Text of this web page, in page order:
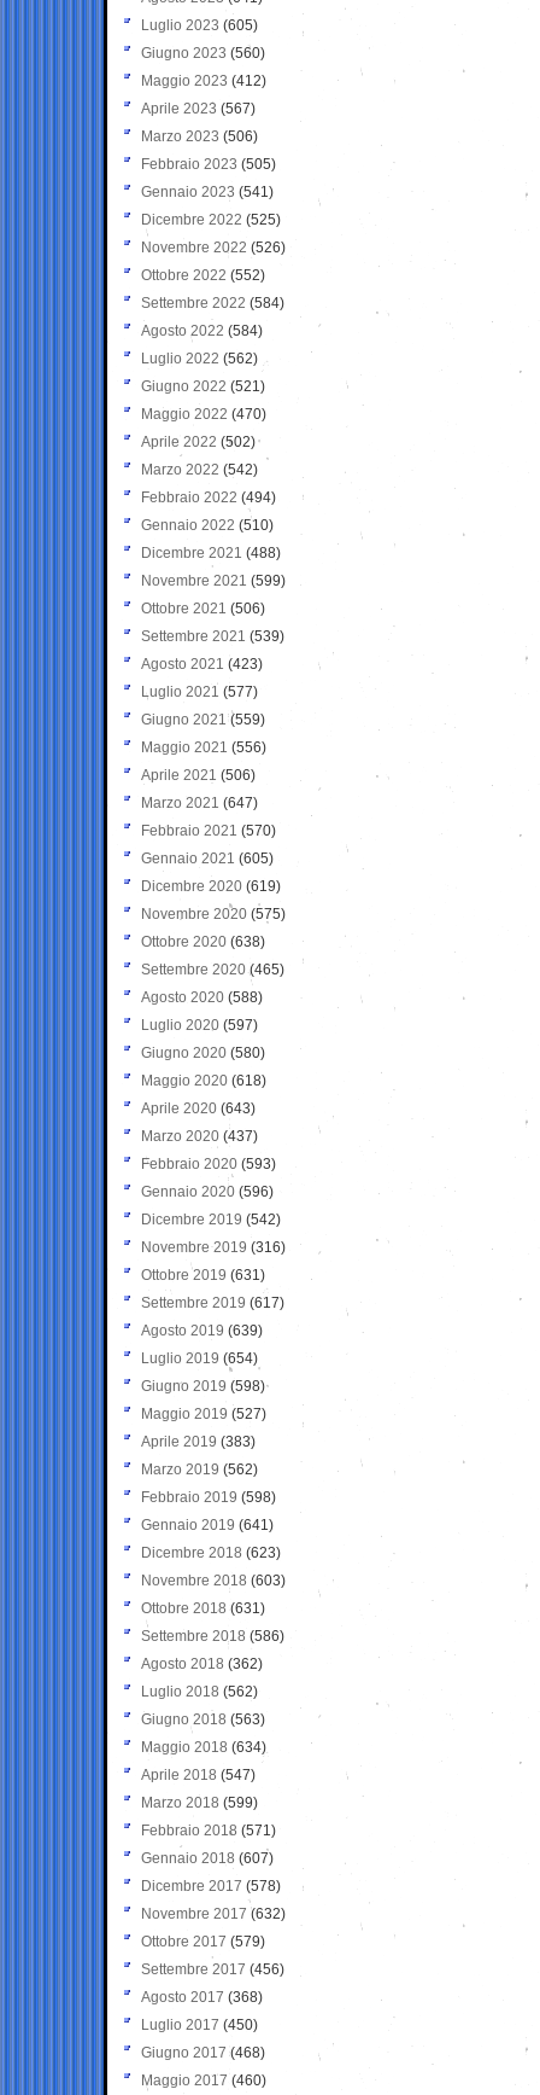
Luglio 2023 (605)
Giugno 2023 (560)
Maggio 2023 (412)
Aprile 2023 (567)
Marzo 2023 (506)
Febbraio 2023 (505)
Gennaio 2023 (541)
Dicembre 2022 (525)
Novembre 2022 (526)
Ottobre 2022 (552)
Settembre 2022 (584)
Agosto 2022 (584)
Luglio 2022 (562)
Giugno 2022 (521)
Maggio 2022 (470)
Aprile 2022 (502)
Marzo 2022 (542)
Febbraio 2022 (494)
Gennaio 2022 (510)
Dicembre 2021 (488)
Novembre 2021 (599)
Ottobre 2021 (506)
Settembre 2021 (539)
Agosto 2021 (423)
Luglio 2021 (577)
Giugno 2021(559)
Maggio 2021 (556)
Aprile 2021 (506)
Marzo 2021 (647)
Febbraio 2021 (570)
Gennaio 2021 (605)
Dicembre 2020 (619)
Novembre 2020 (575)
Ottobre 2020 (638)
Settembre 2020(465)
Agosto 2020 (588)
Luglio 2020 (597)
Giugno 2020 (580)
Maggio 2020 (618)
Aprile 2020 (643)
Marzo 2020 (437)
Febbraio 2020 (593)
Gennaio 2020 (596)
Dicembre 2019 (542)
Novembre 2019 (316)
Ottobre 2019 (631)
Settembre 2019 (617)
Agosto 2019 (639)
Luglio 2019 (654)
Giugno 2019 (598)
Maggio 2019 (527)
Aprile 2019 (383)
Marzo 2019 (562)
Febbraio 2019 (598)
Gennaio 2019 (641)
Dicembre 2018 (623)
Novembre 2018 (603)
Ottobre 2018 (631)
Settembre 2018 (586)
Agosto 2018 (362)
Luglio 2018 (562)
Giugno 2018 (563)
Maggio 2018 (634)
Aprile 2018 (547)
Marzo 2018 (599)
Febbraio 2018 (571)
Gennaio 2018 (607)
Dicembre 2017 (578)
Novembre 2017 (632)
Ottobre 2017 (579)
Settembre 2017 (456)
Agosto 2017 (368)
Luglio 2017 (450)
Giugno 2017 (468)
Maggio 2017 (460)